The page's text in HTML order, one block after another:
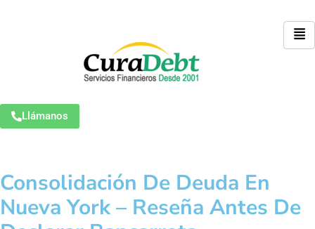
Llámanos
Consolidación De Deuda En
Nueva York – Reseña Antes De